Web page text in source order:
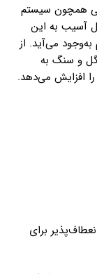
همچون سیستم
آسیب به این
به‌وجود می‌آید. از
و سنگ به
افزایش می‌دهد.
برای